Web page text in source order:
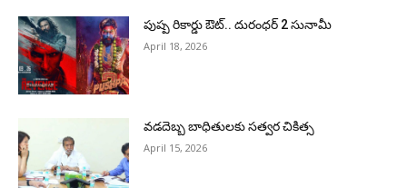
పుష్ప రికార్డు ఔట్‌.. దురంధ‌ర్ 2 సునామీ
April 18, 2026
వడదెబ్బ బాధితులకు సత్వర చికిత్స
April 15, 2026